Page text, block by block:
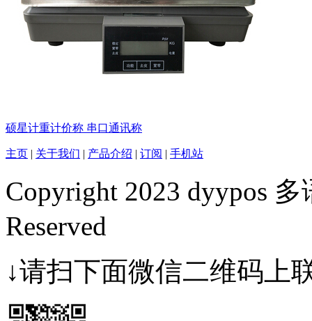
硕星计重计价称 串口通讯称
主页 | 关于我们 | 产品介绍 | 订阅 | 手机站
Copyright 2023 dyypos
Reserved
↓请扫下面微信二维码上